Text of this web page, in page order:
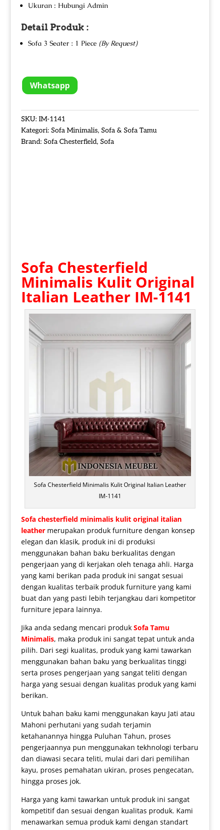
Ukuran : Hubungi Admin
Detail Produk :
Sofa 3 Seater : 1 Piece (By Request)
Whatsapp
SKU: IM-1141
Kategori: Sofa Minimalis, Sofa & Sofa Tamu
Brand: Sofa Chesterfield, Sofa
Sofa Chesterfield
Minimalis Kulit Original
Italian Leather IM-1141
Sofa Chesterfield Minimalis Kulit Original Italian Leather
IM-1141
Sofa chesterfield minimalis kulit original italian
leathermerupakan produk furniture dengan konsep
elegan dan klasik, produk ini di produksi
menggunakan bahan baku berkualitas dengan
pengerjaan yang di kerjakan oleh tenaga ahli. Harga
yang kami berikan pada produk ini sangat sesuai
dengan kualitas terbaik produk furniture yang kami
buat dan yang pasti lebih terjangkau dari kompetitor
furniture jepara lainnya.
Jika anda sedang mencari produk Sofa Tamu
Minimalis, maka produk ini sangat tepat untuk anda
pilih. Dari segi kualitas, produk yang kami tawarkan
menggunakan bahan baku yang berkualitas tinggi
serta proses pengerjaan yang sangat teliti dengan
harga yang sesuai dengan kualitas produk yang kami
berikan.
Untuk bahan baku kami menggunakan kayu Jati atau
Mahoni perhutani yang sudah terjamin
ketahanannya hingga Puluhan Tahun, proses
pengerjaannya pun menggunakan tekhnologi terbaru
dan diawasi secara teliti, mulai dari dari pemilihan
kayu, proses pemahatan ukiran, proses pengecatan,
hingga proses jok.
Harga yang kami tawarkan untuk produk ini sangat
kompetitif dan sesuai dengan kualitas produk. Kami
menawarkan semua produk kami dengan standart